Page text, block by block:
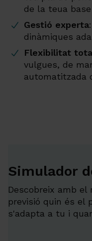
de la teua
Gestió experta
dinàmiques
Flexibilitat
vulgues, de
automatitzada
Simulador
Descobreix amb
previsió quin és el
s'adapta a tu i